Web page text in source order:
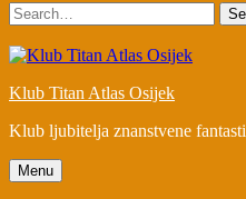
Search
Klub Titan Atlas Osijek
Klub ljubitelja znanstvene
Menu